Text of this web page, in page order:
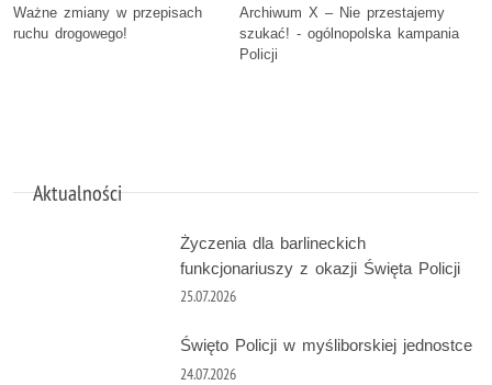
Ważne zmiany w przepisach
ruchu drogowego!
Archiwum X – Nie przestajemy
szukać! - ogólnopolska kampania
Policji
Aktualności
Życzenia dla barlineckich
funkcjonariuszy z okazji Święta Policji
25.07.2026
Święto Policji w myśliborskiej jednostce
24.07.2026